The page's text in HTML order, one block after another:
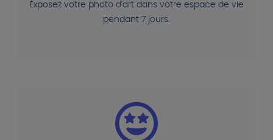
Exposez votre photo d'art dans votre espace de vie
pendant 7 jours.